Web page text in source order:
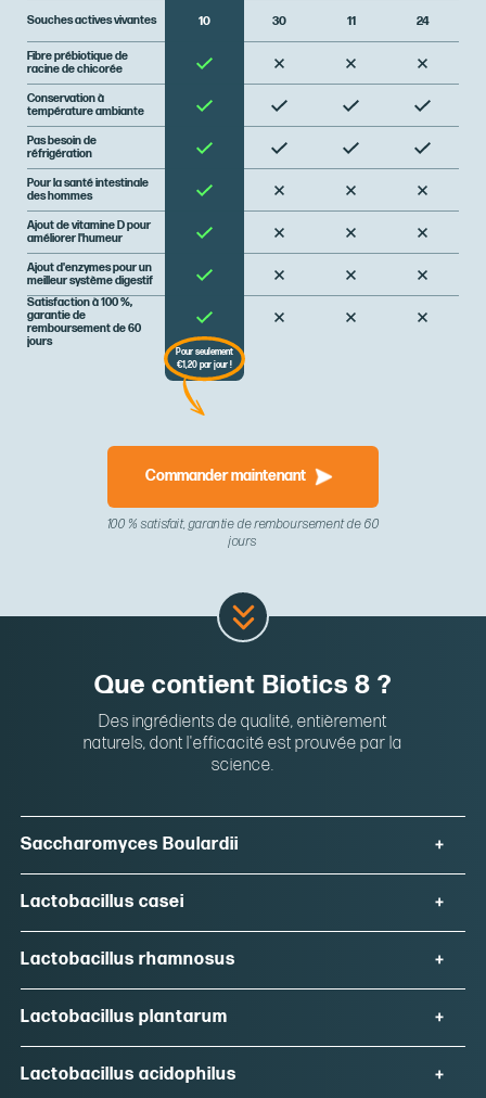
Souches actives vivantes
Fibre prébiotique de
racine de chicorée
Conservation à
température ambiante
Pas besoin de
réfrigération
Pour la santé intestinale
des hommes
Ajout de vitamine D pour
améliorer l'humeur
Ajout d'enzymes pour un
meilleur système digestif
Satisfaction à 100 %,
garantie de
remboursement de 60
jours
10
Pour seulement
€1,20 par jour !
30 11 24
Commander maintenant
100 % satisfait, garantie de remboursement de 60
jours
Que contient Biotics 8 ?
Des ingrédients de qualité, entièrement
naturels, dont l'efficacité est prouvée par la
science.
Saccharomyces Boulardii
Lactobacillus casei
Lactobacillus rhamnosus
Lactobacillus plantarum
Lactobacillus acidophilus